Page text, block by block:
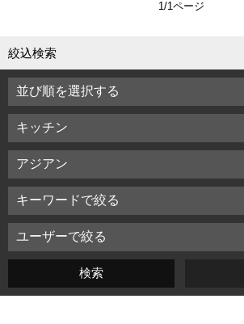
1/1ページ
絞込検索